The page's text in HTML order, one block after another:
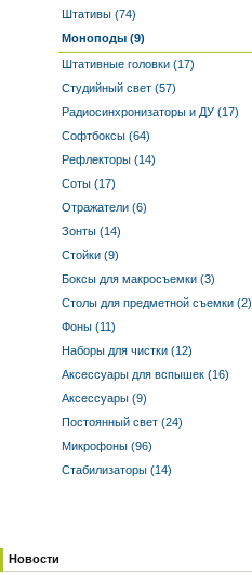
Штативы (74)
Моноподы (9)
Штативные головки (17)
Студийный свет (57)
Радиосинхронизаторы и ДУ (17)
Софтбоксы (64)
Рефлекторы (14)
Соты (17)
Отражатели (6)
Зонты (14)
Стойки (9)
Боксы для макросъемки (3)
Столы для предметной съемки (2)
Фоны (11)
Наборы для чистки (12)
Аксессуары для вспышек (16)
Аксессуары (9)
Постоянный свет (24)
Микрофоны (96)
Стабилизаторы (14)
Новости